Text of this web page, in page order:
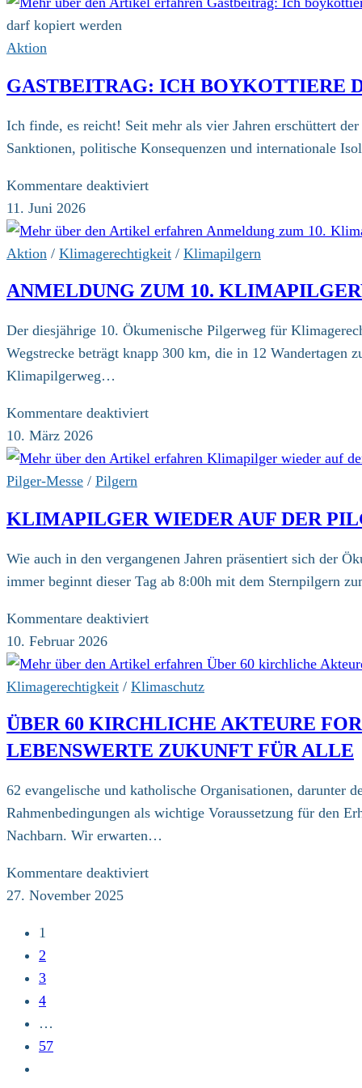
darf kopiert werden
Aktion
GASTBEITRAG: ICH BOYKOTTIERE
Ich finde, es reicht! Seit mehr als vier Jahren erschüttert
Sanktionen, politische Konsequenzen und internationale
Kommentare deaktiviertfür
Ich
boykottiere
Fußball-
11. Juni 2026
Aktion / Klimagerechtigkeit / Klimapilgern
ANMELDUNG ZUM 10.
Der diesjährige 10. Ökumenische Pilgerweg für
Wegstrecke beträgt knapp 300 km, die in 12 Wandertagen
Klimapilgerweg…
Kommentare deaktiviertfür
zum
geöffnet
10. März 2026
Pilger-Messe / Pilgern
KLIMAPILGER WIEDER AUF DER
Wie auch in den vergangenen Jahren präsentiert sich der
immer beginnt dieser Tag ab 8:00h mit dem Sternpilgern
Kommentare deaktiviertfür
wieder
auf
Pilger-
Messe
Hamburg
10. Februar 2026
Klimagerechtigkeit / Klimaschutz
ÜBER 60 KIRCHLICHE AKTEURE
LEBENSWERTE ZUKUNFT FÜR ALLE
62 evangelische und katholische Organisationen, darunter
Rahmenbedingungen als wichtige Voraussetzung für den
Nachbarn. Wir erwarten…
Kommentare deaktiviertfür
27. November 2025
1
2
3
4
…
57